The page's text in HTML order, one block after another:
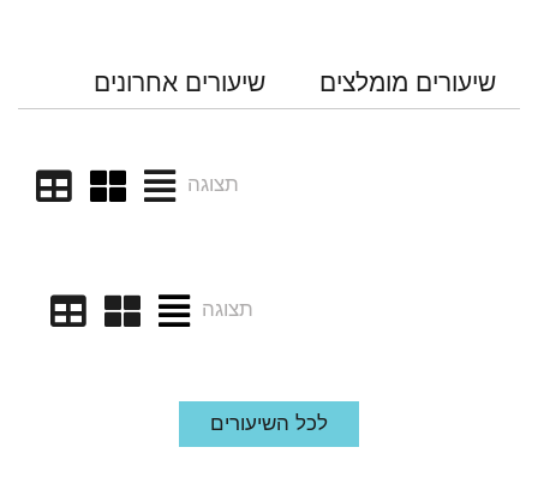
שיעורים מומלצים שיעורים אחרונים
תצוגה
תצוגה
לכל השיעורים